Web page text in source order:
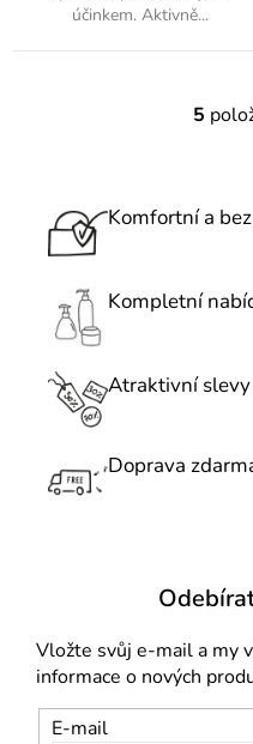
účinkem. Aktivně...
5
Komfortní a
Kompletní
Atraktivní slevy
Doprava
Vložte svůj e-mail a my
informace o nových
E-mail